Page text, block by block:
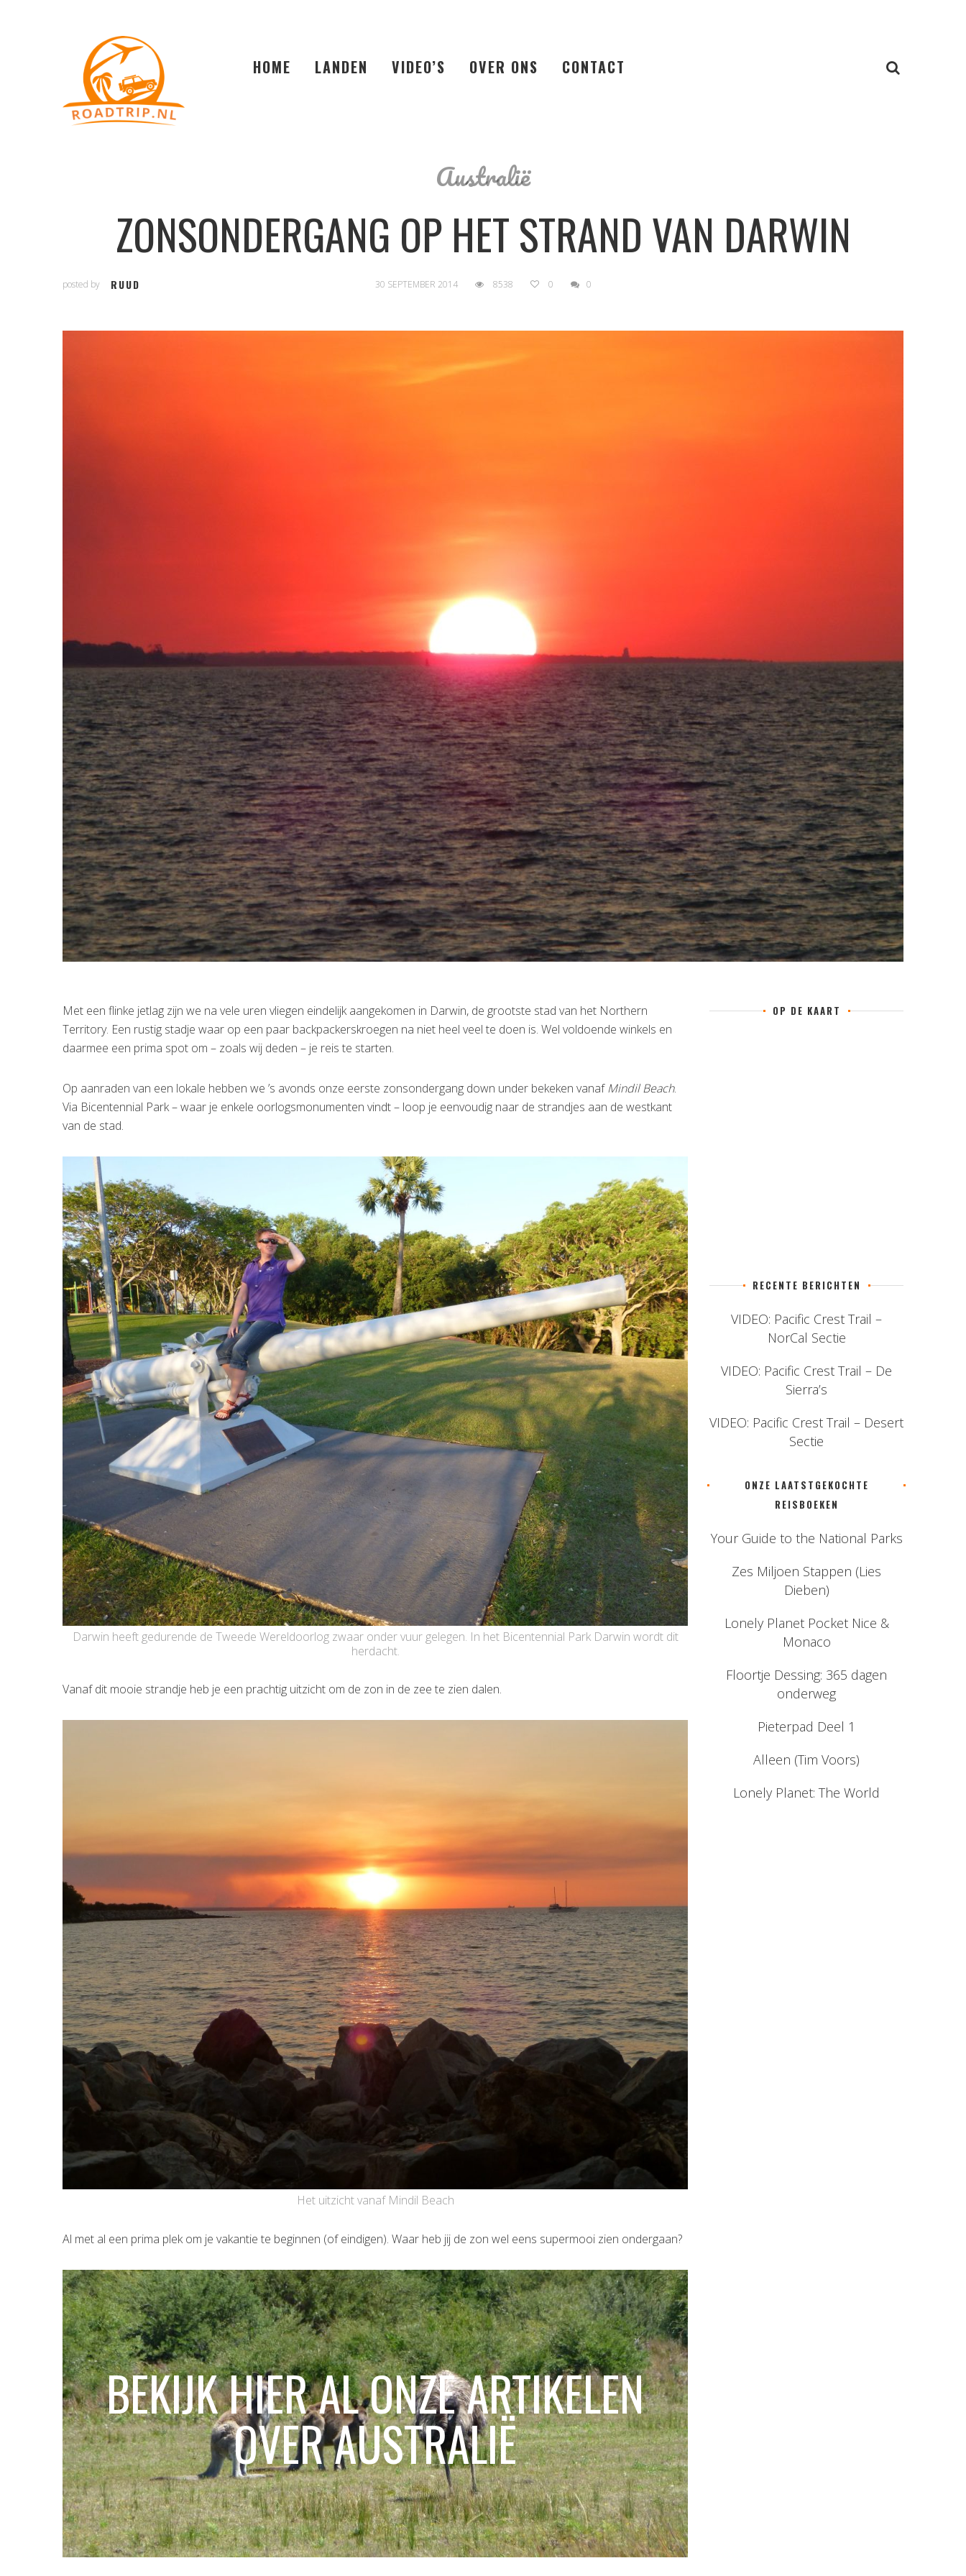
HOME LANDEN VIDEO’S OVER ONS CONTACT
Australië
ZONSONDERGANG OP HET STRAND VAN DARWIN
posted by RUUD 30 SEPTEMBER 2014 8538 0 0
Met een flinke jetlag zijn we na vele uren vliegen eindelijk aangekomen in Darwin, de grootste stad van het Northern
Territory. Een rustig stadje waar op een paar backpackerskroegen na niet heel veel te doen is. Wel voldoende winkels en
daarmee een prima spot om – zoals wij deden – je reis te starten.
Op aanraden van een lokale hebben we ’s avonds onze eerste zonsondergang down under bekeken vanafMindil Beach.
Via Bicentennial Park – waar je enkele oorlogsmonumenten vindt – loop je eenvoudig naar de strandjes aan de westkant
van de stad.
Darwin heeft gedurende de Tweede Wereldoorlog zwaar onder vuur gelegen. In het Bicentennial Park Darwin wordt dit
herdacht.
Vanaf dit mooie strandje heb je een prachtig uitzicht om de zon in de zee te zien dalen.
Het uitzicht vanaf Mindil Beach
Al met al een prima plek om je vakantie te beginnen (of eindigen). Waar heb jij de zon wel eens supermooi zien ondergaan?
BEKIJK HIER AL ONZE ARTIKELEN
OVER AUSTRALIË
OP DE KAART
RECENTE BERICHTEN
VIDEO: Pacific Crest Trail –
NorCal Sectie
VIDEO: Pacific Crest Trail – De
Sierra’s
VIDEO: Pacific Crest Trail – Desert
Sectie
ONZE LAATSTGEKOCHTE
REISBOEKEN
Your Guide to the National Parks
Zes Miljoen Stappen (Lies
Dieben)
Lonely Planet Pocket Nice &
Monaco
Floortje Dessing: 365 dagen
onderweg
Pieterpad Deel 1
Alleen (Tim Voors)
Lonely Planet: The World